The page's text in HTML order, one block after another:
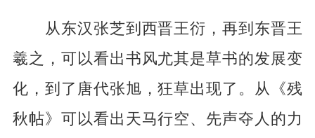
从东汉张芝到西晋王衍，再到东晋王
羲之，可以看出书风尤其是草书的发展变
化，到了唐代张旭，狂草出现了。从《残
秋帖》可以看出天马行空、先声夺人的力